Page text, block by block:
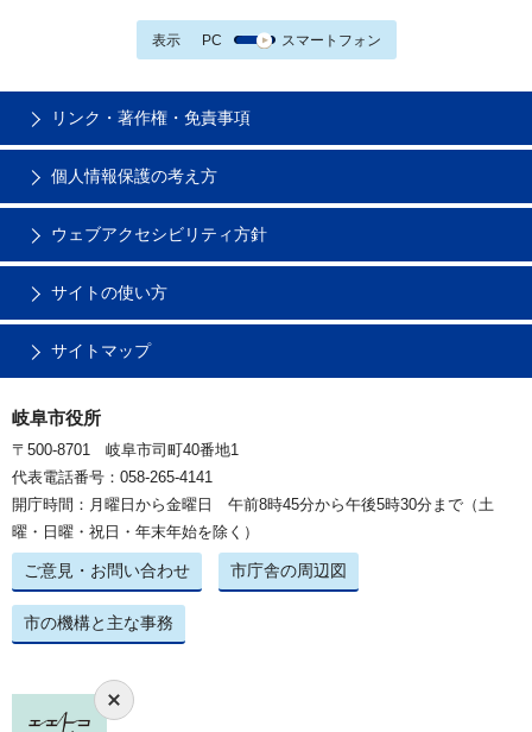
表示 PC スマートフォン
リンク・著作権・免責事項
個人情報保護の考え方
ウェブアクセシビリティ方針
サイトの使い方
サイトマップ
岐阜市役所
〒500-8701 岐阜市司町40番地1
代表電話番号：058-265-4141
開庁時間：月曜日から金曜日 午前8時45分から午後5時30分まで（土
曜・日曜・祝日・年末年始を除く）
ご意見・お問い合わせ 市庁舎の周辺図
市の機構と主な事務